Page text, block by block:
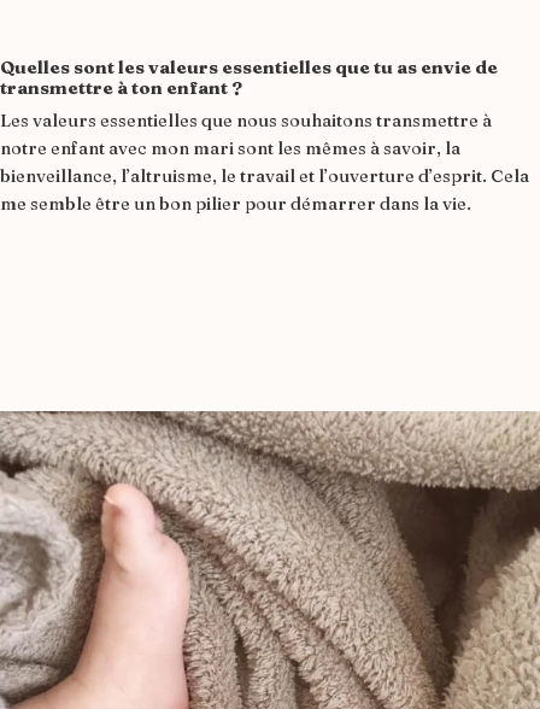
Quelles sont les valeurs essentielles que tu as envie de
transmettre à ton enfant ?
Les valeurs essentielles que nous souhaitons transmettre à
notre enfant avec mon mari sont les mêmes à savoir, la
bienveillance, l’altruisme, le travail et l’ouverture d’esprit. Cela
me semble être un bon pilier pour démarrer dans la vie.